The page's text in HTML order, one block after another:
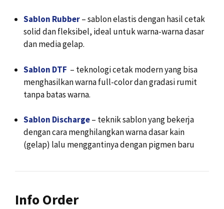
Sablon Rubber– sablon elastis dengan hasil cetak
solid dan fleksibel, ideal untuk warna-warna dasar
dan media gelap.
Sablon DTF – teknologi cetak modern yang bisa
menghasilkan warna full-color dan gradasi rumit
tanpa batas warna.
Sablon Discharge– teknik sablon yang bekerja
dengan cara menghilangkan warna dasar kain
(gelap) lalu menggantinya dengan pigmen baru
Info Order